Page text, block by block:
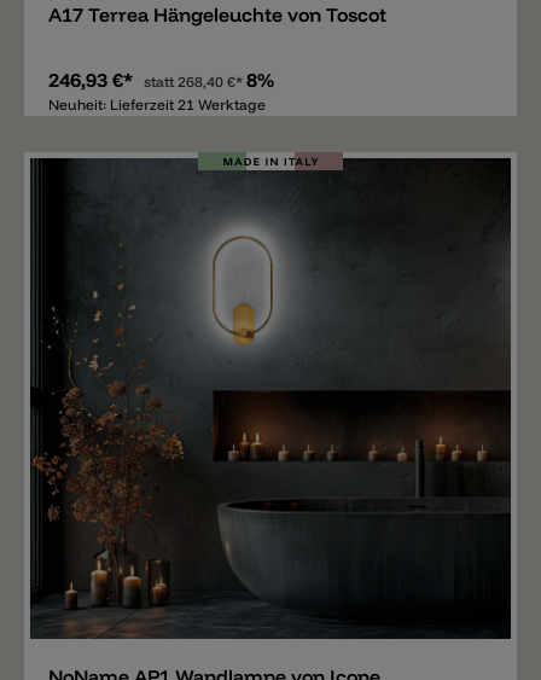
A17 Terrea Hängeleuchte von Toscot
246,93 €* statt268,40 €* 8%
Neuheit: Lieferzeit 21 Werktage
Merken